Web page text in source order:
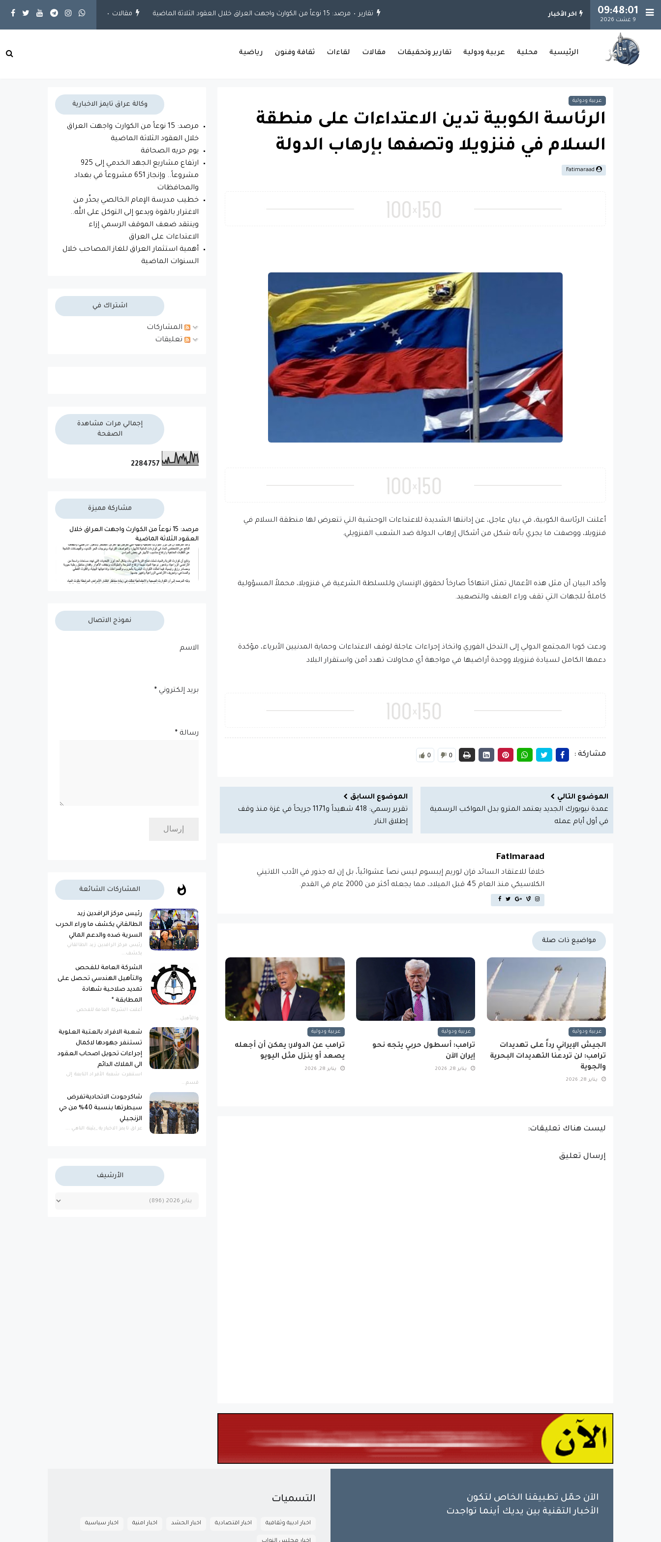
09:48:02
9 غشت 2026
اخر الأخبار مرصد: 15 نوعاً من الكوارث واجهت العراق خلال العقود الثلاثة الماضية مقالات يوم حريه الصحافة محلية ارتفاع مشاريع الجهد
الرئيسية محلية عربية ودولية تقارير وتحقيقات مقالات لقاءات ثقافة وفنون رياضية
عربية ودولية
الرئاسة الكوبية تدين الاعتداءات على منطقة
السلام في فنزويلا وتصفها بإرهاب الدولة
Fatimaraad
أعلنت الرئاسة الكوبية، في بيان عاجل، عن إدانتها الشديدة للاعتداءات الوحشية التي تتعرض لها منطقة السلام في
فنزويلا، ووصفت ما يجري بأنه شكل من أشكال إرهاب الدولة ضد الشعب الفنزويلي.
وأكد البيان أن مثل هذه الأعمال تمثل انتهاكاً صارخاً لحقوق الإنسان وللسلطة الشرعية في فنزويلا، محملاً المسؤولية
كاملةً للجهات التي تقف وراء العنف والتصعيد.
ودعت كوبا المجتمع الدولي إلى التدخل الفوري واتخاذ إجراءات عاجلة لوقف الاعتداءات وحماية المدنيين الأبرياء، مؤكدة
دعمها الكامل لسيادة فنزويلا ووحدة أراضيها في مواجهة أي محاولات تهدد أمن واستقرار البلاد
مشاركة : 0 0
الموضوع التالي
عمدة نيويورك الجديد يعتمد المترو بدل المواكب الرسمية
في أول أيام عمله
الموضوع السابق
تقرير رسمي: 418 شهيداً و1171 جريحاً في غزة منذ وقف
إطلاق النار
Fatimaraad
خلافاَ للاعتقاد السائد فإن لوريم إيبسوم ليس نصاَ عشوائياً، بل إن له جذور في الأدب اللاتيني
الكلاسيكي منذ العام 45 قبل الميلاد، مما يجعله أكثر من 2000 عام في القدم.
مواضيع ذات صلة
عربية ودولية
الجيش الإيراني رداً على تهديدات
ترامب: لن تردعنا التهديدات البحرية
والجوية
يناير 28, 2026
عربية ودولية
ترامب: أسطول حربي يتجه نحو
إيران الآن
يناير 28, 2026
عربية ودولية
ترامب عن الدولار: يمكن أن أجعله
يصعد أو ينزل مثل اليويو
يناير 28, 2026
ليست هناك تعليقات:
إرسال تعليق
وكالة عراق تايمز الاخبارية
مرصد: 15 نوعاً من الكوارث واجهت العراق
خلال العقود الثلاثة الماضية
يوم حريه الصحافة
ارتفاع مشاريع الجهد الخدمي إلى 925
مشروعاً.. وإنجاز 651 مشروعاً في بغداد
والمحافظات
خطيب مدرسة الإمام الخالصي يحذّر من
الاغترار بالقوة ويدعو إلى التوكل على الله..
وينتقد ضعف الموقف الرسمي إزاء
الاعتداءات على العراق
أهمية استثمار العراق للغاز المصاحب خلال
السنوات الماضية
اشتراك في
المشاركات
تعليقات
إجمالي مرات مشاهدة
الصفحة
2284757
مشاركة مميزة
مرصد: 15 نوعاً من الكوارث واجهت العراق خلال
العقود الثلاثة الماضية
نموذج الاتصال
الاسم
بريد إلكتروني *
رسالة *
المشاركات الشائعة
رئيس مركز الرافدين زيد
الطالقاني يكشف ما وراء الحرب
السرية ضده والدعم المالي
رئيس مركز الرافدين زيد الطالقاني
يكشف...
الشركة العامة للفحص
والتأهيل الهندسي تحصل على
تمديد صلاحية شهادة
المطابقة *
أعلنت الشركة العامة للفحص
والتأهيل...
شعبة الافراد بالعتبة العلوية
تستنفر جهودها لاكمال
إجراءات تحويل اصحاب العقود
الى الملاك الدائم
استنفرت شعبة الأفراد التابعة إلى
قسم...
شاكرجودت الاتحاديةتفرض
سيطرتها بنسبة 40% من حي
الزنجيلي
عراق تايمز الاخبارية _بثينة الناهي ...
الأرشيف
الآن حمّل تطبيقنا الخاص لتكون
الأخبار التقنية بين يديك أينما تواجدت
التسميات
اخبار ادبية وثقافية اخبار اقتصادية اخبار الحشد اخبار امنية اخبار سياسية